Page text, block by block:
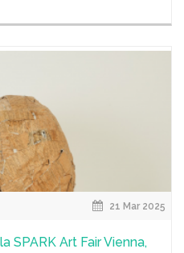
21 Mar 2025
SPARK Art Fair Vienna,